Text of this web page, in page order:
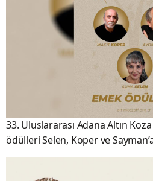
33. Uluslararası Adana Altın
ödülleri Selen, Koper ve